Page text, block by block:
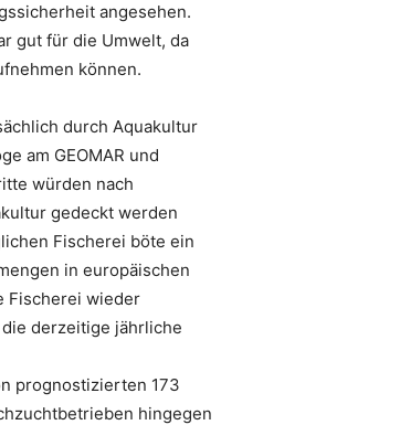
angesehen.
gut für die Umwelt, da
können.
durch Aquakultur
am GEOMAR und
würden nach
gedeckt werden
Fischerei böte ein
in europäischen
Fischerei wieder
derzeitige jährliche
prognostizierten 173
hingegen